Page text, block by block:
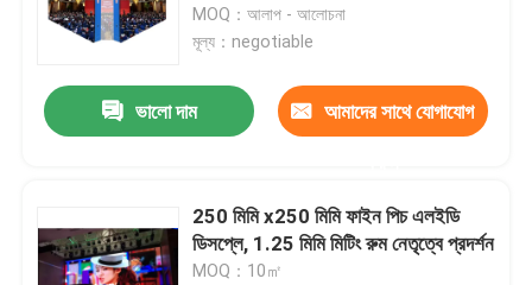
MOQ：আলাপ - আলোচনা
মূল্য：negotiable
ভালো দাম আমাদের সাথে যোগাযোগ
250 মিমি x250 মিমি ফাইন পিচ এলইডি
ডিসপ্লে, 1.25 মিমি মিটিং রুম নেতৃত্বে প্রদর্শন
MOQ：10㎡